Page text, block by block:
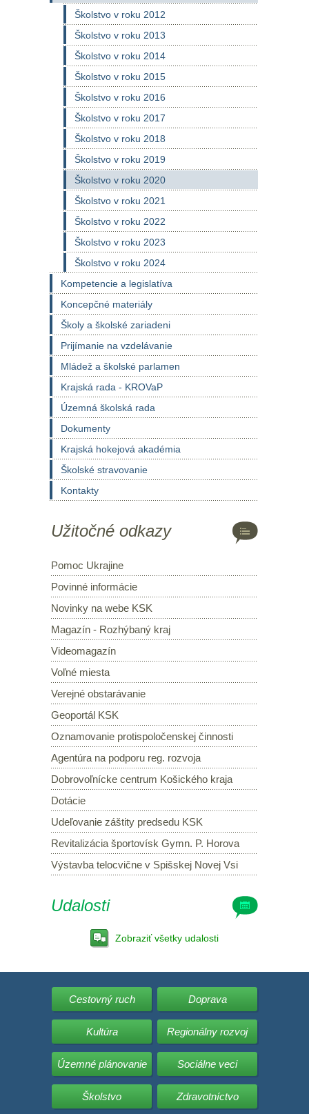
Školstvo v roku 2012
Školstvo v roku 2013
Školstvo v roku 2014
Školstvo v roku 2015
Školstvo v roku 2016
Školstvo v roku 2017
Školstvo v roku 2018
Školstvo v roku 2019
Školstvo v roku 2020
Školstvo v roku 2021
Školstvo v roku 2022
Školstvo v roku 2023
Školstvo v roku 2024
Kompetencie a legislatíva
Koncepčné materiály
Školy a školské zariadeni
Prijímanie na vzdelávanie
Mládež a školské parlamen
Krajská rada - KROVaP
Územná školská rada
Dokumenty
Krajská hokejová akadémia
Školské stravovanie
Kontakty
Užitočné odkazy
Pomoc Ukrajine
Povinné informácie
Novinky na webe KSK
Magazín - Rozhýbaný kraj
Videomagazín
Voľné miesta
Verejné obstarávanie
Geoportál KSK
Oznamovanie protispoločenskej činnosti
Agentúra na podporu reg. rozvoja
Dobrovoľnícke centrum Košického kraja
Dotácie
Udeľovanie záštity predsedu KSK
Revitalizácia športovísk Gymn. P. Horova
Výstavba telocvične v Spišskej Novej Vsi
Udalosti
Zobraziť všetky udalosti
Cestovný ruch Doprava
Kultúra Regionálny rozvoj
Územné plánovanie Sociálne veci
Školstvo Zdravotníctvo